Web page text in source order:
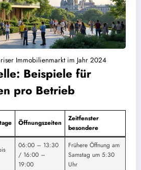
Immobilienmarkt im Jahr 2024
Beispiele für
pro Betrieb
Öffnungszeiten
Zeitfenster
besondere
06:00 – 13:30
/ 16:00 –
19:00
Frühere Öffnung am
Samstag um 5:30
Uhr